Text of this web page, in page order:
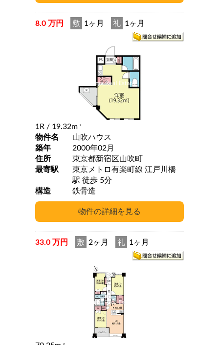
8.0 万円 敷 1ヶ月 礼 1ヶ月
1R / 19.32m 2
物件名
山吹ハウス
築年
2000年02月
住所
東京都新宿区山吹町
最寄駅
東京メトロ有楽町線 江戸川橋
駅 徒歩 5分
構造
鉄骨造
33.0 万円 敷 2ヶ月 礼 1ヶ月
2